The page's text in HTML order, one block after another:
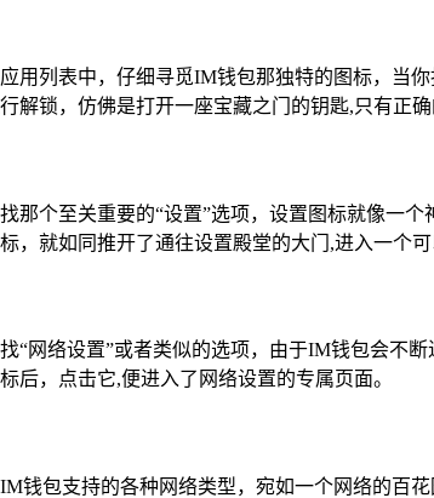
用列表中，仔细寻觅IM钱包那独特的图标，当
解锁，仿佛是打开一座宝藏之门的钥匙,只有正
那个至关重要的“设置”选项，设置图标就像一
，就如同推开了通往设置殿堂的大门,进入一个
“网络设置”或者类似的选项，由于IM钱包会不
后，点击它,便进入了网络设置的专属页面。
钱包支持的各种网络类型，宛如一个网络的百